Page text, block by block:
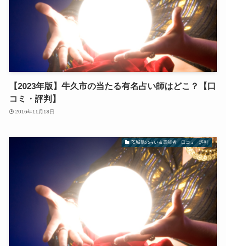
【2023年版】牛久市の当たる有名占い師はどこ？【口
コミ・評判】
2016年11月18日
茨城県の占い＆霊能者 口コミ・評判